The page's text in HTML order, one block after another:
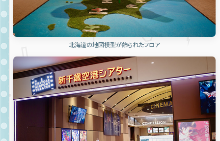
北海道の地図模型が飾られたフロア